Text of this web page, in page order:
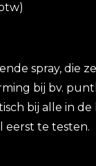
spray, die
bij bv.
bij alle in
eerst te testen.